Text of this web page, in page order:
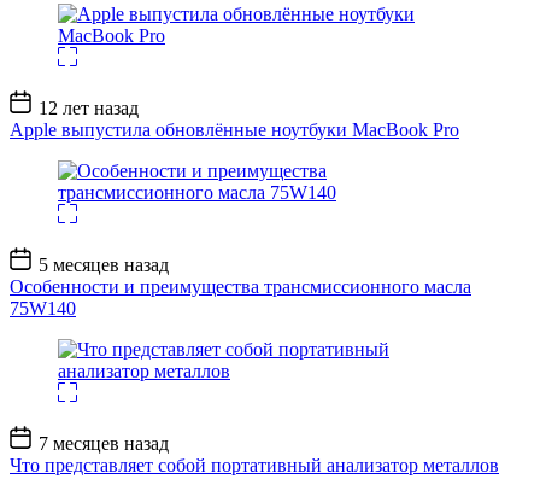
Дата
записи
12 лет назад
Apple выпустила обновлённые ноутбуки MacBook Pro
Дата
записи
5 месяцев назад
Особенности и преимущества трансмиссионного масла
75W140
Дата
записи
7 месяцев назад
Что представляет собой портативный анализатор металлов